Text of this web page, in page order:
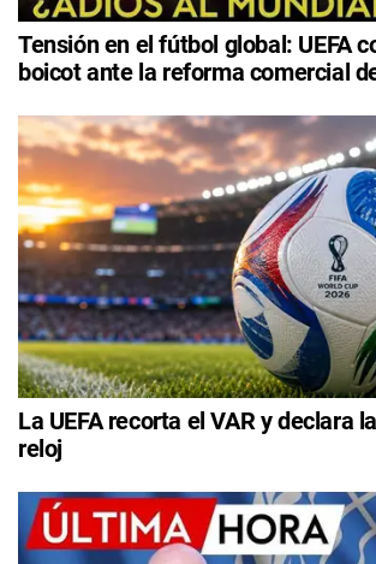
Tensión en el fútbol global: UEFA
boicot ante la reforma comercial
La UEFA recorta el VAR y declara
reloj